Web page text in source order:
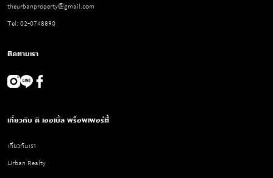
theurbanproperty@gmail.com
Tel: 02-0748890
ติดตามเรา
เกี่ยวกับ ดิ เออเบิ้ล พร็อพเพอร์ตี้
เกี่ยวกับเรา
Urban Realty